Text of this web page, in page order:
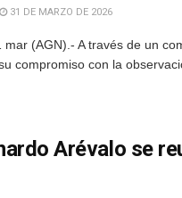
31 DE MARZO DE 2026
(AGN).- A través de un
compromiso con la
Arévalo se